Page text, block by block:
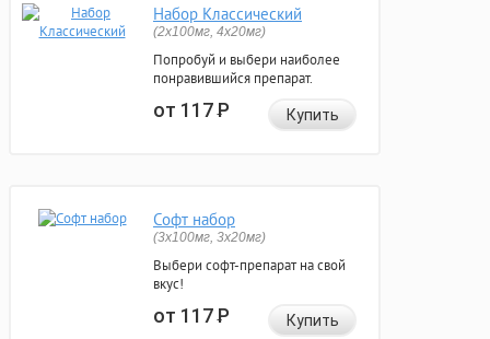
Набор Классический
(2x100мг, 4x20мг)
Попробуй и выбери наиболее
понравившийся препарат.
от 117Р Купить
Софт набор
(3x100мг, 3x20мг)
Выбери софт-препарат на свой
вкус!
от 117Р Купить